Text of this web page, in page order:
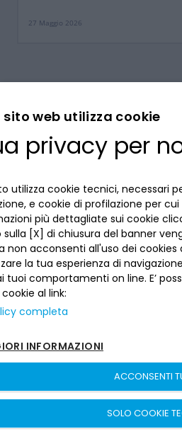
27 Maggio 2026
LA BANCA
Dove siamo
Lavora con noi
Reclami
Numeri utili
INFORMAZIONI PER IL CLIENTE
Privacy
La tua scelta sui cookies
Informativa al pubblico
Sepa
Sicurezza
Depositi al portatore
Arbitro per le Controversie
Fondo Interbancario di Tutela dei
ACCESSIBILITÀ E APP
SEGUICI SUI SOCIAL
Banca del Piemonte | P. Iva
sito web utilizza cookie
privacy per
utilizza cookie tecnici, necessari
e cookie di profilazione per
più dettagliate sui cookie clicca
[X] di chiusura del banner
non acconsenti all'uso dei
la tua esperienza di
tuoi comportamenti on line. E’
al link:
completa
INFORMAZIONI
ACCONSENTI
SOLO COOKIE